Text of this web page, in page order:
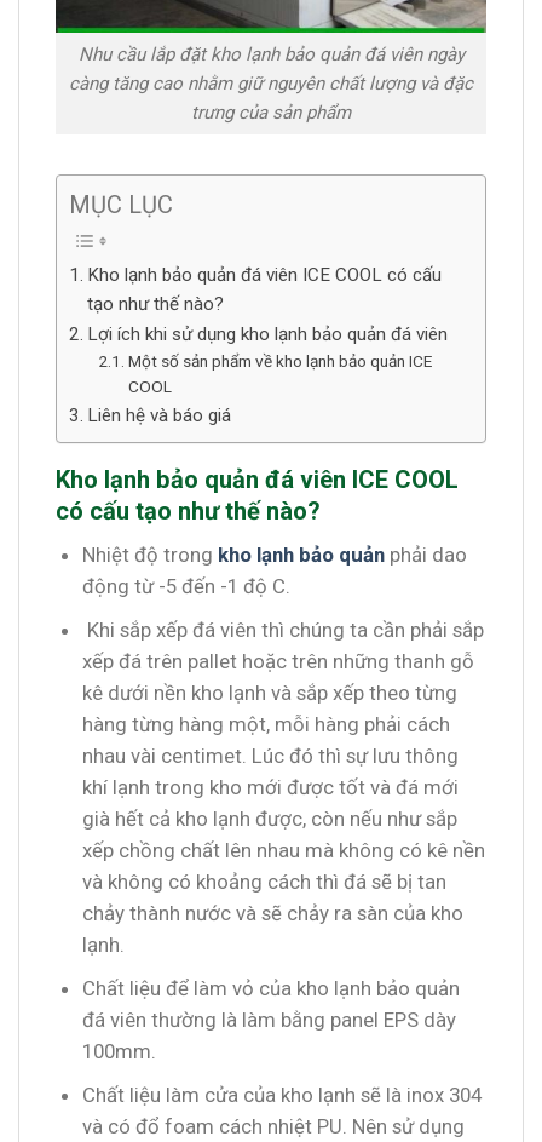
Nhu cầu lắp đặt kho lạnh bảo quản đá viên ngày
càng tăng cao nhằm giữ nguyên chất lượng và đặc
trưng của sản phẩm
MỤC LỤC
Kho lạnh bảo quản đá viên ICE COOL có cấu
tạo như thế nào?
Lợi ích khi sử dụng kho lạnh bảo quản đá viên
Một số sản phẩm về kho lạnh bảo quản ICE
COOL
Liên hệ và báo giá
Kho lạnh bảo quản đá viên ICE COOL
có cấu tạo như thế nào?
Nhiệt độ trong kho lạnh bảo quảnphải dao
động từ -5 đến -1 độ C.
Khi sắp xếp đá viên thì chúng ta cần phải sắp
xếp đá trên pallet hoặc trên những thanh gỗ
kê dưới nền kho lạnh và sắp xếp theo từng
hàng từng hàng một, mỗi hàng phải cách
nhau vài centimet. Lúc đó thì sự lưu thông
khí lạnh trong kho mới được tốt và đá mới
già hết cả kho lạnh được, còn nếu như sắp
xếp chồng chất lên nhau mà không có kê nền
và không có khoảng cách thì đá sẽ bị tan
chảy thành nước và sẽ chảy ra sàn của kho
lạnh.
Chất liệu để làm vỏ của kho lạnh bảo quản
đá viên thường là làm bằng panel EPS dày
100mm.
Chất liệu làm cửa của kho lạnh sẽ là inox 304
và có đổ foam cách nhiệt PU. Nên sử dụng